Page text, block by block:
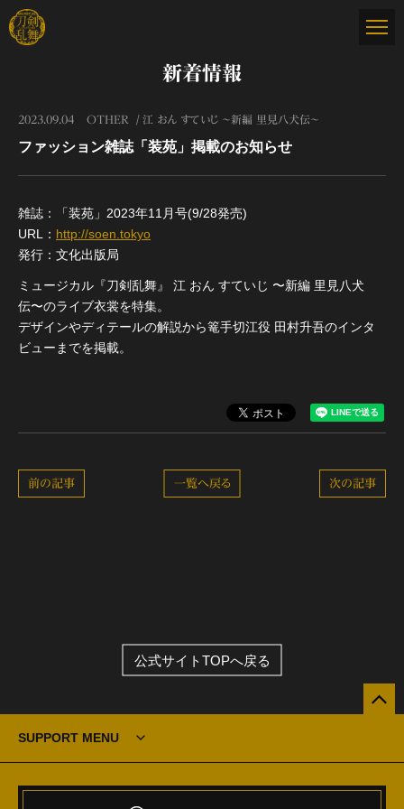
新着情報
2023.09.04 OTHER 江 おん すていじ ～新編 里見八犬伝～
ファッション雑誌「装苑」掲載のお知らせ
雑誌：「装苑」2023年11月号(9/28発売)
URL： http://soen.tokyo
発行：文化出版局
ミュージカル『刀剣乱舞』 江 おん すていじ 〜新編 里見八犬
伝〜のライブ衣裳を特集。
デザインやディテールの解説から篭手切江役 田村升吾のインタ
ビューまでを掲載。
次の記事
一覧へ戻る
前の記事
公式サイトTOPへ戻る
SUPPORT MENU